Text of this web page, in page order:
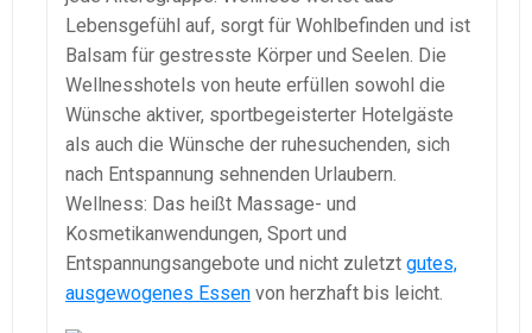
Lebensgefühl auf, sorgt für Wohlbefinden und ist
Balsam für gestresste Körper und Seelen. Die
Wellnesshotels von heute erfüllen sowohl die
Wünsche aktiver, sportbegeisterter Hotelgäste
als auch die Wünsche der ruhesuchenden, sich
nach Entspannung sehnenden Urlaubern.
Wellness: Das heißt Massage- und
Kosmetikanwendungen, Sport und
Entspannungsangebote und nicht zuletzt gutes,
ausgewogenes Essen von herzhaft bis leicht.